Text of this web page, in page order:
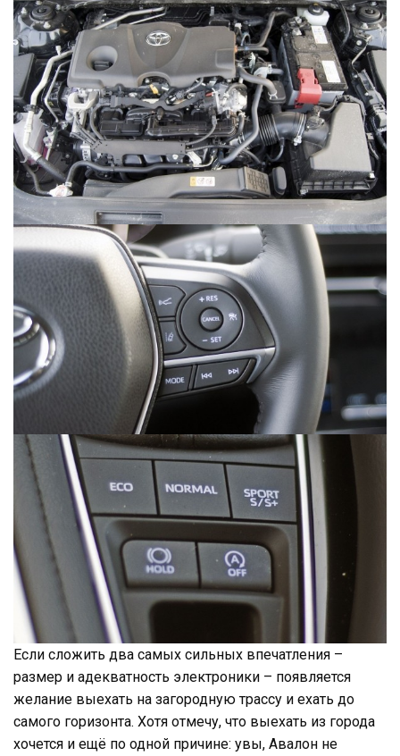
Если сложить два самых сильных впечатления –
размер и адекватность электроники – появляется
желание выехать на загородную трассу и ехать до
самого горизонта. Хотя отмечу, что выехать из города
хочется и ещё по одной причине: увы, Авалон не